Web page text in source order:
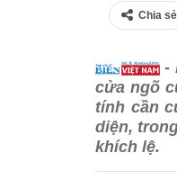
Chia sẻ
-
cửa ngõ
tính cần
diện,
khích lệ.